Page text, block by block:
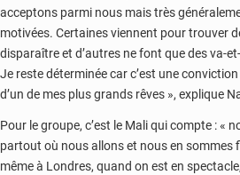
acceptons parmi nous mais très
motivées. Certaines viennent pour trouver
disparaître et d’autres ne font que des va-
Je reste déterminée car c’est une
d’un de mes plus grands rêves », explique
Pour le groupe, c’est le Mali qui compte : «
partout où nous allons et nous en sommes
même à Londres, quand on est en